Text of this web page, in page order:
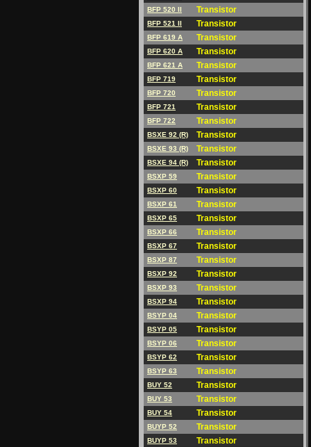
BFP 520 II Transistor
BFP 521 II Transistor
BFP 619 A Transistor
BFP 620 A Transistor
BFP 621 A Transistor
BFP 719 Transistor
BFP 720 Transistor
BFP 721 Transistor
BFP 722 Transistor
BSXE 92 (R) Transistor
BSXE 93 (R) Transistor
BSXE 94 (R) Transistor
BSXP 59 Transistor
BSXP 60 Transistor
BSXP 61 Transistor
BSXP 65 Transistor
BSXP 66 Transistor
BSXP 67 Transistor
BSXP 87 Transistor
BSXP 92 Transistor
BSXP 93 Transistor
BSXP 94 Transistor
BSYP 04 Transistor
BSYP 05 Transistor
BSYP 06 Transistor
BSYP 62 Transistor
BSYP 63 Transistor
BUY 52 Transistor
BUY 53 Transistor
BUY 54 Transistor
BUYP 52 Transistor
BUYP 53 Transistor